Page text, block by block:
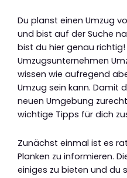
Du planst einen Umzug
und bist auf der Suche
bist du hier genau richtig!
Umzugsunternehmen
wissen wie aufregend
Umzug sein kann. Damit
neuen Umgebung
wichtige Tipps für dich
Zunächst einmal ist es
Planken zu informieren.
einiges zu bieten und du